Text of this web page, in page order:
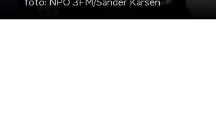
foto: NPO 3FM/Sander Karsen